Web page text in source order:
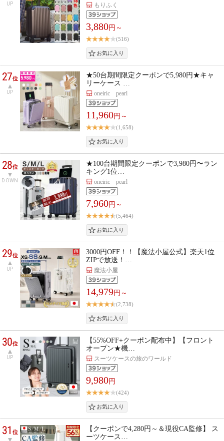
UP もりふく
3,880円～
(516)
27位
UP
★50台期間限定クーポンで5,980円★キャ
リーケース …
oneiric pearl
11,960円～
(1,658)
28位
DOWN
★100台期間限定クーポンで3,980円〜ラン
キング1位…
oneiric pearl
7,960円～
(5,464)
29位
UP
3000円OFF！！【魔法小屋公式】楽天1位
ZIPで放送！…
魔法小屋
14,979円～
(2,738)
30位
UP
【55%OFF+クーポン配布中】【フロント
オープン★機…
スーツケースの旅のワールド
9,980円
(424)
31位
【クーポンで4,280円～＆現役CA監修】 ス
ーツケース…